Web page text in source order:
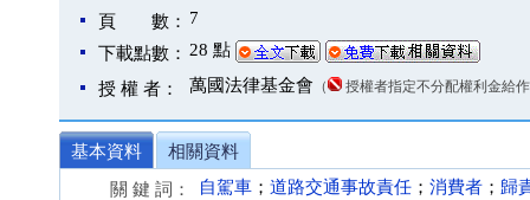
頁 數： 7
下載點數： 28 點
授 權 者： 萬國法律基金會 （ 授權者指定不分配權利金給
基本資料
相關資料
關 鍵 詞：
自駕車 ； 道路交通事故責任 ； 消費者 ； 歸